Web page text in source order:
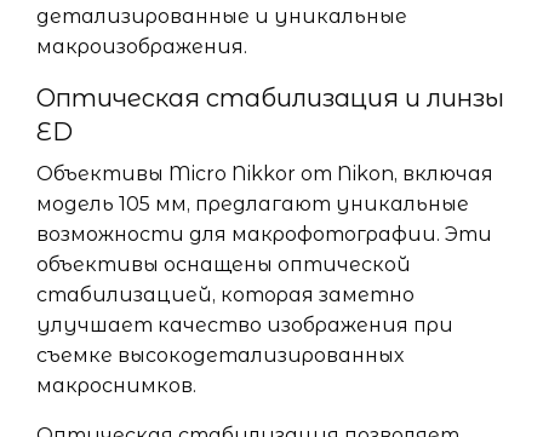
детализированные и уникальные
макроизображения.
Оптическая стабилизация и линзы
ED
Объективы Micro Nikkor от Nikon, включая
модель 105 мм, предлагают уникальные
возможности для макрофотографии. Эти
объективы оснащены оптической
стабилизацией, которая заметно
улучшает качество изображения при
съемке высокодетализированных
макроснимков.